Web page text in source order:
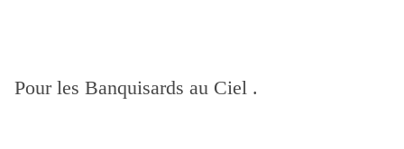
Pour les Banquisards au Ciel .